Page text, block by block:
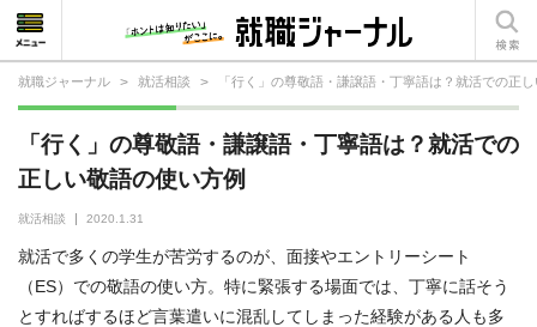
就職ジャーナル > 就活相談 > 「行く」の尊敬語・謙譲語・丁寧語は？就活での正
「行く」の尊敬語・謙譲語・丁寧語は？就活での
正しい敬語の使い方例
就活相談 2020.1.31
就活で多くの学生が苦労するのが、面接やエントリーシート
（ES）での敬語の使い方。特に緊張する場面では、丁寧に話そう
とすればするほど言葉遣いに混乱してしまった経験がある人も多
就活相談
就活ノウハウ
仕事の選び方・ヒント
仕事とは？
就活コラム